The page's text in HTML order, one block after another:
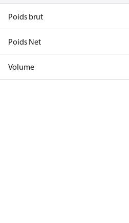
Poids brut
Poids Net
Volume